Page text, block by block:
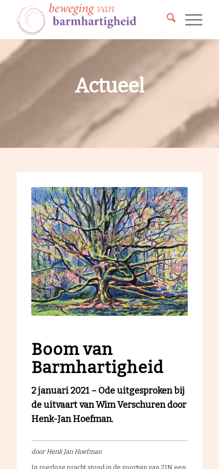
Actueel
Boom van
Barmhartigheid
2 januari 2021 – Ode uitgesproken bij
de uitvaart van Wim Verschuren door
Henk-Jan Hoefman.
door Henk Jan Hoefman
In roerloze pracht stond in de voortuin van ZIN een